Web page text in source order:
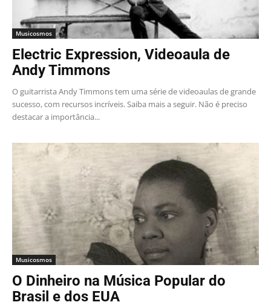
Musicosmos
Electric Expression, Videoaula de
Andy Timmons
O guitarrista Andy Timmons tem uma série de videoaulas de grande
sucesso, com recursos incríveis. Saiba mais a seguir. Não é preciso
destacar a importância...
Musicosmos
O Dinheiro na Música Popular do
Brasil e dos EUA